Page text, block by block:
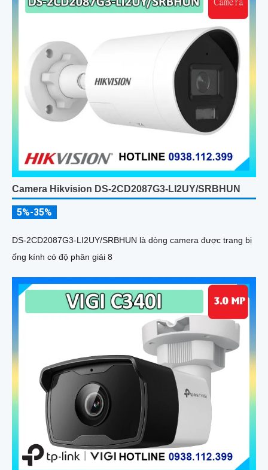
Camera Hikvision DS-2CD2087G3-LI2UY/SRBHUN
5%-35%
DS-2CD2087G3-LI2UY/SRBHUN là dòng camera được trang bị
ống kính có độ phân giải 8